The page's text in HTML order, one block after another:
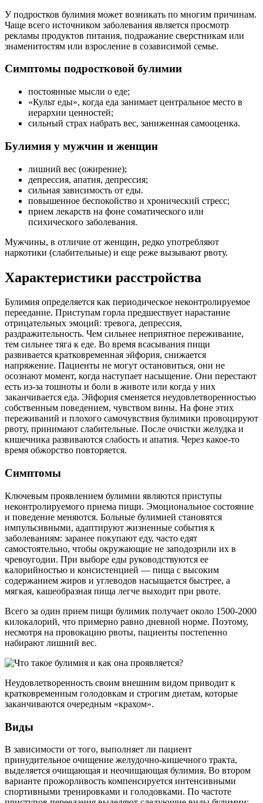
У подростков булимия может возникать по многим причинам.
Чаще всего источником заболевания является просмотр
рекламы продуктов питания, подражание сверстникам или
знаменитостям или взросление в созависимой семье.
Симптомы подростковой булимии
постоянные мысли о еде;
«Культ еды», когда еда занимает центральное место в
иерархии ценностей;
сильный страх набрать вес, заниженная самооценка.
Булимия у мужчин и женщин
лишний вес (ожирение);
депрессия, апатия, депрессия;
сильная зависимость от еды.
повышенное беспокойство и хронический стресс;
прием лекарств на фоне соматического или
психического заболевания.
Мужчины, в отличие от женщин, редко употребляют
наркотики (слабительные) и еще реже вызывают рвоту.
Характеристики расстройства
Булимия определяется как периодическое неконтролируемое
переедание. Приступам горла предшествует нарастание
отрицательных эмоций: тревога, депрессия,
раздражительность. Чем сильнее неприятное переживание,
тем сильнее тяга к еде. Во время всасывания пищи
развивается кратковременная эйфория, снижается
напряжение. Пациенты не могут остановиться, они не
осознают момент, когда наступает насыщение. Они перестают
есть из-за тошноты и боли в животе или когда у них
заканчивается еда. Эйфория сменяется неудовлетворенностью
собственным поведением, чувством вины. На фоне этих
переживаний и плохого самочувствия булимики провоцируют
рвоту, принимают слабительные. После очистки желудка и
кишечника развиваются слабость и апатия. Через какое-то
время обжорство повторяется.
Симптомы
Ключевым проявлением булимии являются приступы
неконтролируемого приема пищи. Эмоциональное состояние
и поведение меняются. Больные булимией становятся
импульсивными, адаптируют жизненные события к
заболеваниям: заранее покупают еду, часто едят
самостоятельно, чтобы окружающие не заподозрили их в
чревоугодии. При выборе еды руководствуются ее
калорийностью и консистенцией — пища с высоким
содержанием жиров и углеводов насыщается быстрее, а
мягкая, кашеобразная пища легче выходит при рвоте.
Всего за один прием пищи булимик получает около 1500-2000
килокалорий, что примерно равно дневной норме. Поэтому,
несмотря на провокацию рвоты, пациенты постепенно
набирают лишний вес.
Неудовлетворенность своим внешним видом приводит к
кратковременным голодовкам и строгим диетам, которые
заканчиваются очередным «крахом».
Виды
В зависимости от того, выполняет ли пациент
принудительное очищение желудочно-кишечного тракта,
выделяется очищающая и неочищающая булимия. Во втором
варианте прожорливость компенсируется интенсивными
спортивными тренировками и голодовками. По частоте